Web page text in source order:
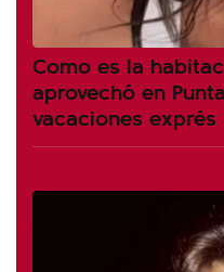
Como es la
aprovechó en
vacaciones exprés